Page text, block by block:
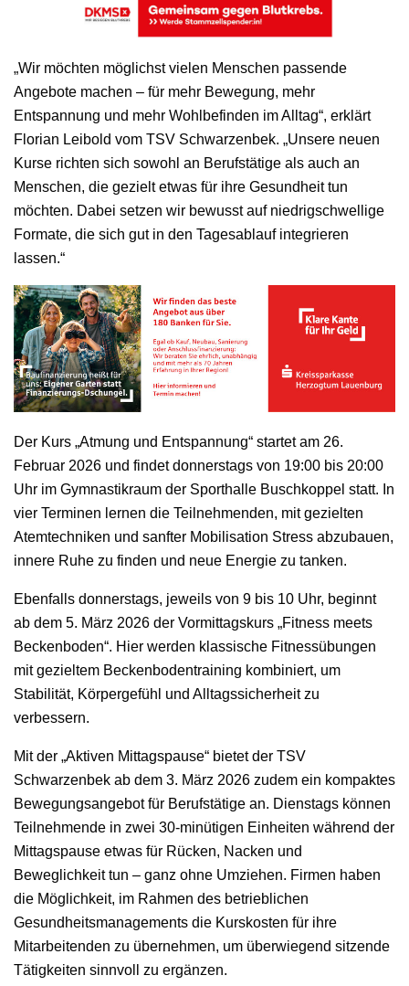
„Wir möchten möglichst vielen Menschen passende
Angebote machen – für mehr Bewegung, mehr
Entspannung und mehr Wohlbefinden im Alltag“, erklärt
Florian Leibold vom TSV Schwarzenbek. „Unsere neuen
Kurse richten sich sowohl an Berufstätige als auch an
Menschen, die gezielt etwas für ihre Gesundheit tun
möchten. Dabei setzen wir bewusst auf niedrigschwellige
Formate, die sich gut in den Tagesablauf integrieren
lassen.“
Der Kurs „Atmung und Entspannung“ startet am 26.
Februar 2026 und findet donnerstags von 19:00 bis 20:00
Uhr im Gymnastikraum der Sporthalle Buschkoppel statt. In
vier Terminen lernen die Teilnehmenden, mit gezielten
Atemtechniken und sanfter Mobilisation Stress abzubauen,
innere Ruhe zu finden und neue Energie zu tanken.
Ebenfalls donnerstags, jeweils von 9 bis 10 Uhr, beginnt
ab dem 5. März 2026 der Vormittagskurs „Fitness meets
Beckenboden“. Hier werden klassische Fitnessübungen
mit gezieltem Beckenbodentraining kombiniert, um
Stabilität, Körpergefühl und Alltagssicherheit zu
verbessern.
Mit der „Aktiven Mittagspause“ bietet der TSV
Schwarzenbek ab dem 3. März 2026 zudem ein kompaktes
Bewegungsangebot für Berufstätige an. Dienstags können
Teilnehmende in zwei 30-minütigen Einheiten während der
Mittagspause etwas für Rücken, Nacken und
Beweglichkeit tun – ganz ohne Umziehen. Firmen haben
die Möglichkeit, im Rahmen des betrieblichen
Gesundheitsmanagements die Kurskosten für ihre
Mitarbeitenden zu übernehmen, um überwiegend sitzende
Tätigkeiten sinnvoll zu ergänzen.